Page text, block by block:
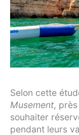
Selon cette
Musement,
souhaiter
pendant leurs